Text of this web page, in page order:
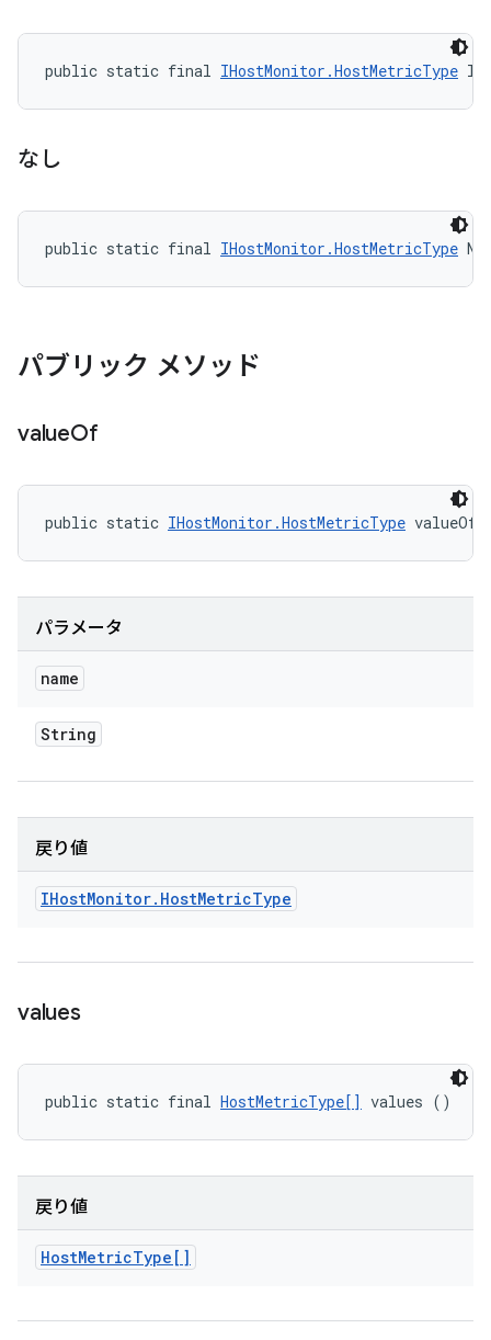
public static final IHostMonitor.HostMetricType
なし
public static final IHostMonitor.HostMetricType
パブリック メソッド
valueOf
public static IHostMonitor.HostMetricType valueOf
パラメータ
name
String
戻り値
IHostMonitor. HostMetricType
values
public static final HostMetricType[] values ()
戻り値
HostMetricType[]